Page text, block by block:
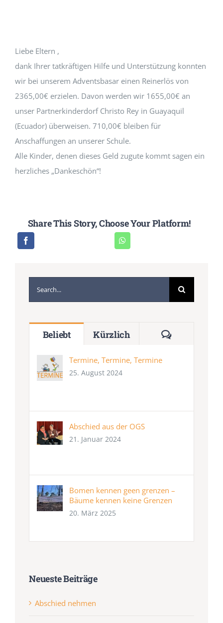
Liebe Eltern ,
dank Ihrer tatkräftigen Hilfe und Unterstützung konnten
wir bei unserem Adventsbasar einen Reinerlös von
2365,00€ erzielen. Davon werden wir 1655,00€ an
unser Partnerkinderdorf Christo Rey in Guayaquil
(Ecuador) überweisen. 710,00€ bleiben für
Anschaffungen an unserer Schule.
Alle Kinder, denen dieses Geld zugute kommt sagen ein
herzliches „Dankeschön“!
Share This Story, Choose Your Platform!
nach:
Beliebt Kürzlich
Termine, Termine, Termine
25. August 2024
Abschied aus der OGS
21. Januar 2024
Bomen kennen geen grenzen –
Bäume kennen keine Grenzen
20. März 2025
Neueste Beiträge
Abschied nehmen